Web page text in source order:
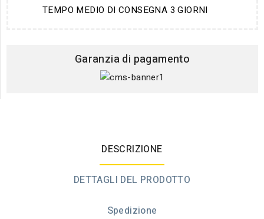
TEMPO MEDIO DI CONSEGNA 3 GIORNI
Garanzia di pagamento
DESCRIZIONE
DETTAGLI DEL PRODOTTO
Spedizione